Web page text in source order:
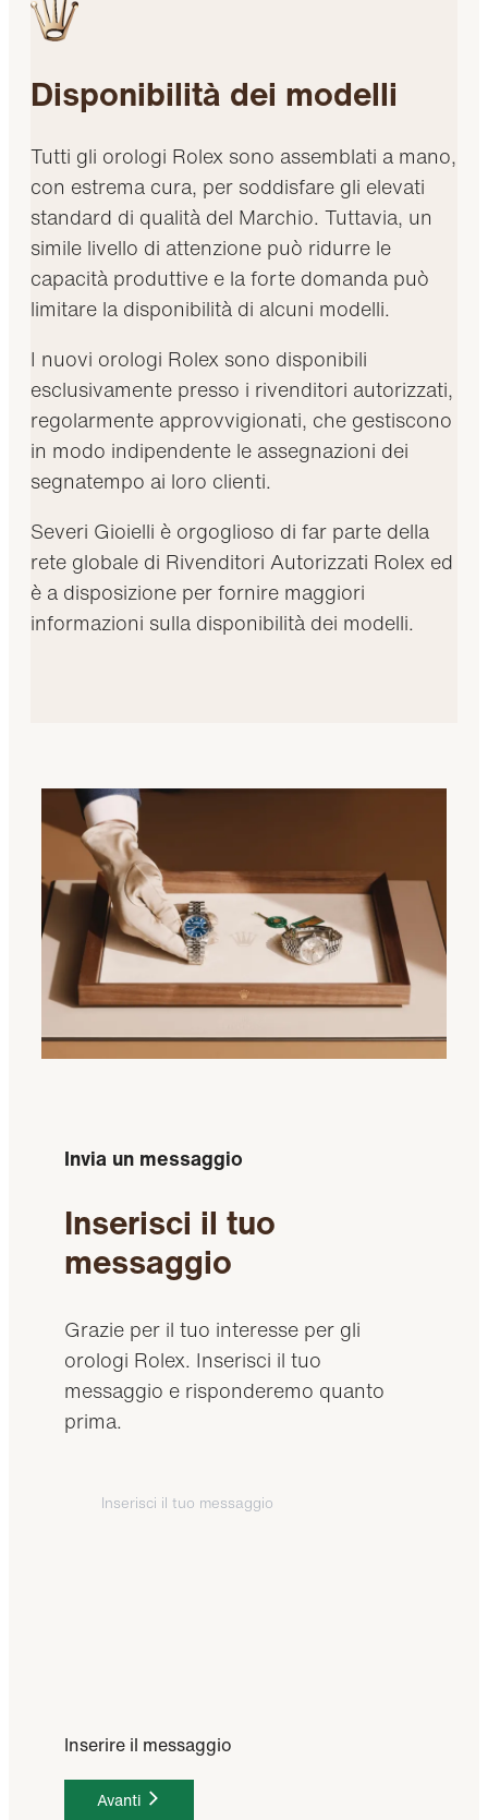
Disponibilità dei modelli
Tutti gli orologi Rolex sono assemblati a mano,
con estrema cura, per soddisfare gli elevati
standard di qualità del Marchio. Tuttavia, un
simile livello di attenzione può ridurre le
capacità produttive e la forte domanda può
limitare la disponibilità di alcuni modelli.
I nuovi orologi Rolex sono disponibili
esclusivamente presso i rivenditori autorizzati,
regolarmente approvvigionati, che gestiscono
in modo indipendente le assegnazioni dei
segnatempo ai loro clienti.
Severi Gioielli è orgoglioso di far parte della
rete globale di Rivenditori Autorizzati Rolex ed
è a disposizione per fornire maggiori
informazioni sulla disponibilità dei modelli.
Invia un messaggio
Inserisci il tuo
messaggio
Grazie per il tuo interesse per gli
orologi Rolex. Inserisci il tuo
messaggio e risponderemo quanto
prima.
Inserire il messaggio
Avanti